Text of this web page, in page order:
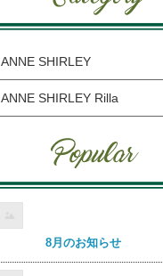
ANNE SHIRLEY
ANNE SHIRLEY Rilla
8月のお知らせ